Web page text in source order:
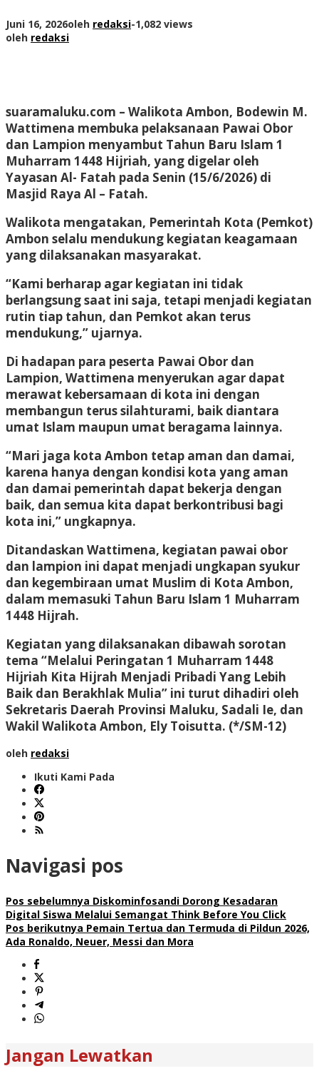
Juni 16, 2026oleh redaksi-1,082 views
oleh redaksi
suaramaluku.com – Walikota Ambon, Bodewin M.
Wattimena membuka pelaksanaan Pawai Obor
dan Lampion menyambut Tahun Baru Islam 1
Muharram 1448 Hijriah, yang digelar oleh
Yayasan Al- Fatah pada Senin (15/6/2026) di
Masjid Raya Al – Fatah.
Walikota mengatakan, Pemerintah Kota (Pemkot)
Ambon selalu mendukung kegiatan keagamaan
yang dilaksanakan masyarakat.
“Kami berharap agar kegiatan ini tidak
berlangsung saat ini saja, tetapi menjadi kegiatan
rutin tiap tahun, dan Pemkot akan terus
mendukung,” ujarnya.
Di hadapan para peserta Pawai Obor dan
Lampion, Wattimena menyerukan agar dapat
merawat kebersamaan di kota ini dengan
membangun terus silahturami, baik diantara
umat Islam maupun umat beragama lainnya.
“Mari jaga kota Ambon tetap aman dan damai,
karena hanya dengan kondisi kota yang aman
dan damai pemerintah dapat bekerja dengan
baik, dan semua kita dapat berkontribusi bagi
kota ini,” ungkapnya.
Ditandaskan Wattimena, kegiatan pawai obor
dan lampion ini dapat menjadi ungkapan syukur
dan kegembiraan umat Muslim di Kota Ambon,
dalam memasuki Tahun Baru Islam 1 Muharram
1448 Hijrah.
Kegiatan yang dilaksanakan dibawah sorotan
tema “Melalui Peringatan 1 Muharram 1448
Hijriah Kita Hijrah Menjadi Pribadi Yang Lebih
Baik dan Berakhlak Mulia” ini turut dihadiri oleh
Sekretaris Daerah Provinsi Maluku, Sadali Ie, dan
Wakil Walikota Ambon, Ely Toisutta. (*/SM-12)
oleh redaksi
Ikuti Kami Pada
Navigasi pos
Pos sebelumnya Diskominfosandi Dorong Kesadaran
Digital Siswa Melalui Semangat Think Before You Click
Pos berikutnya Pemain Tertua dan Termuda di Pildun 2026,
Ada Ronaldo, Neuer, Messi dan Mora
Jangan Lewatkan